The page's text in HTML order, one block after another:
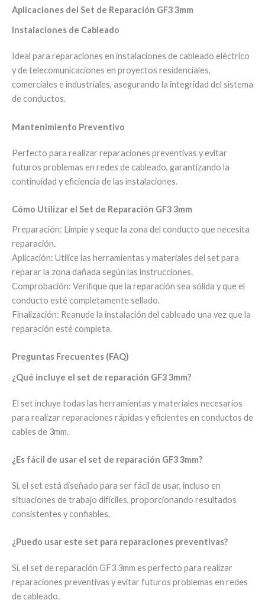
Aplicaciones del Set de Reparación GF3 3mm
Instalaciones de Cableado
Ideal para reparaciones en instalaciones de cableado eléctrico
y de telecomunicaciones en proyectos residenciales,
comerciales e industriales, asegurando la integridad del sistema
de conductos.
Mantenimiento Preventivo
Perfecto para realizar reparaciones preventivas y evitar
futuros problemas en redes de cableado, garantizando la
continuidad y eficiencia de las instalaciones.
Cómo Utilizar el Set de Reparación GF3 3mm
Preparación: Limpie y seque la zona del conducto que necesita
reparación.
Aplicación: Utilice las herramientas y materiales del set para
reparar la zona dañada según las instrucciones.
Comprobación: Verifique que la reparación sea sólida y que el
conducto esté completamente sellado.
Finalización: Reanude la instalación del cableado una vez que la
reparación esté completa.
Preguntas Frecuentes (FAQ)
¿Qué incluye el set de reparación GF3 3mm?
El set incluye todas las herramientas y materiales necesarios
para realizar reparaciones rápidas y eficientes en conductos de
cables de 3mm.
¿Es fácil de usar el set de reparación GF3 3mm?
Sí, el set está diseñado para ser fácil de usar, incluso en
situaciones de trabajo difíciles, proporcionando resultados
consistentes y confiables.
¿Puedo usar este set para reparaciones preventivas?
Sí, el set de reparación GF3 3mm es perfecto para realizar
reparaciones preventivas y evitar futuros problemas en redes
de cableado.